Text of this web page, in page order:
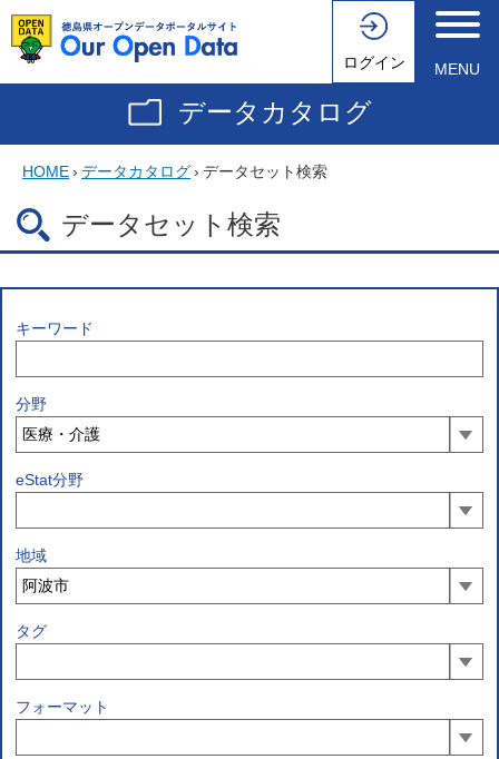
ログイン MENU
データカタログ
HOME› データカタログ› データセット検索
データセット検索
キーワード
分野
eStat分野
地域
タグ
フォーマット